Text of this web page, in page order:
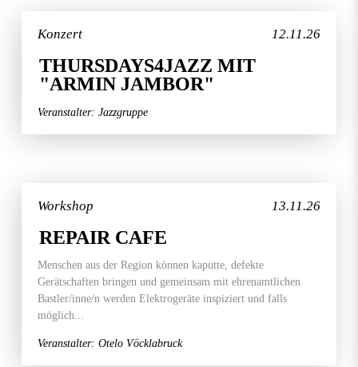
12.11.26
Konzert
THURSDAYS4JAZZ MIT
"ARMIN JAMBOR"
Veranstalter: Jazzgruppe
13.11.26
Workshop
REPAIR CAFE
Menschen aus der Region können kaputte, defekte
Gerätschaften bringen und gemeinsam mit ehrenamtlichen
Bastler/inne/n werden Elektrogeräte inspiziert und falls
möglich...
Veranstalter: Otelo Vöcklabruck